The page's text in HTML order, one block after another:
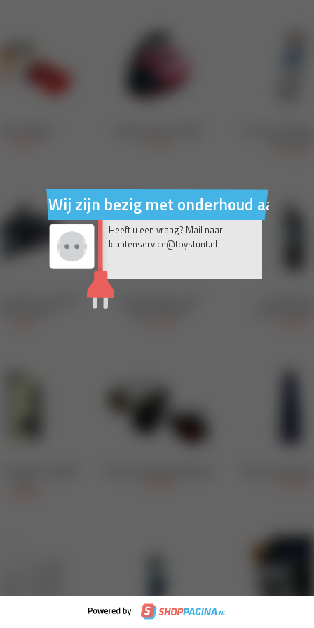
Wij zijn bezig met onderhoud aan
Heeft u een vraag? Mail naar
klantenservice@toystunt.nl